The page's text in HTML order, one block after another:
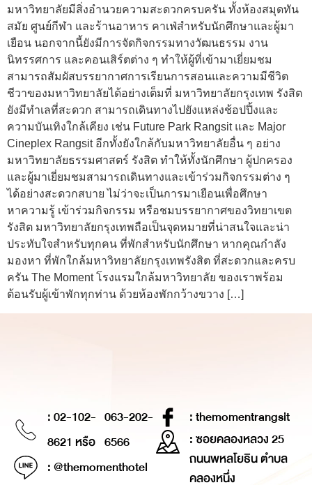
มหาวิทยาลัยมีสิ่งอำนวยความสะดวกครบครัน ทั้งห้องสมุดทัน
สมัย ศูนย์กีฬา และร้านอาหาร คาเฟ่สำหรับนักศึกษาและผู้มา
เยือน นอกจากนี้ยังมีการจัดกิจกรรมทางวัฒนธรรม งาน
นิทรรศการ และคอนเสิร์ตต่าง ๆ ทำให้ผู้ที่เข้ามาเยี่ยมชม
สามารถสัมผัสบรรยากาศการเรียนการสอนและความมีชีวิต
ชีวาของมหาวิทยาลัยได้อย่างเต็มที่ มหาวิทยาลัยกรุงเทพ รังสิต
ยังมีทำเลที่สะดวก สามารถเดินทางไปยังแหล่งช้อปปิ้งและ
ความบันเทิงใกล้เคียง เช่น Future Park Rangsit และ Major
Cineplex Rangsit อีกทั้งยังใกล้กับมหาวิทยาลัยอื่น ๆ อย่าง
มหาวิทยาลัยธรรมศาสตร์ รังสิต ทำให้ทั้งนักศึกษา ผู้ปกครอง
และผู้มาเยี่ยมชมสามารถเดินทางและเข้าร่วมกิจกรรมต่าง ๆ
ได้อย่างสะดวกสบาย ไม่ว่าจะเป็นการมาเยือนเพื่อศึกษา
หาความรู้ เข้าร่วมกิจกรรม หรือชมบรรยากาศของวิทยาเขต
รังสิต มหาวิทยาลัยกรุงเทพถือเป็นจุดหมายที่น่าสนใจและน่า
ประทับใจสำหรับทุกคน ที่พักสำหรับนักศึกษา หากคุณกำลัง
มองหา ที่พักใกล้มหาวิทยาลัยกรุงเทพรังสิต ที่สะดวกและครบ
ครัน The Moment โรงแรมใกล้มหาวิทยาลัย ของเราพร้อม
ต้อนรับผู้เข้าพักทุกท่าน ด้วยห้องพักกว้างขวาง […]
: 02-102-
8621 หรือ
063-202-
6566
: @themomenthotel
: themomentrangsit
: ซอยคลองหลวง 25
ถนนพหลโยธิน ตำบล
คลองหนึ่ง